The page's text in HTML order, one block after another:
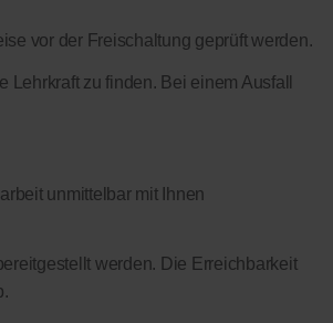
vor der Freischaltung geprüft werden.
zu finden. Bei einem Ausfall
unmittelbar mit Ihnen
werden. Die Erreichbarkeit